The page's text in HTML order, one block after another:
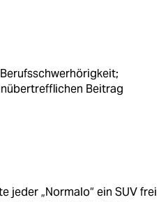
Beitrag
jeder „Normalo“ ein SUV frei